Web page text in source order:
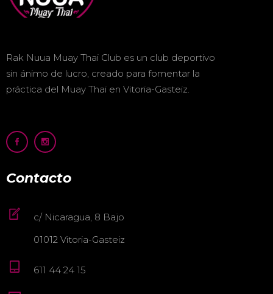
Rak Nuua Muay Thai Club es un club deportivo
sin ánimo de lucro, creado para fomentar la
práctica del Muay Thai en Vitoria-Gasteiz.
Contacto
c/ Nicaragua, 8 Bajo
01012 Vitoria-Gasteiz
611 44 24 15